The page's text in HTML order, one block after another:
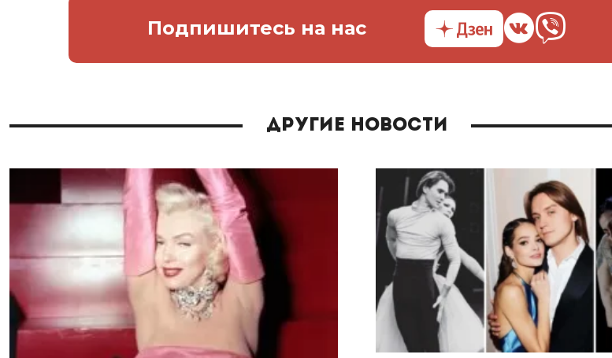
Подпишитесь на нас
Другие новости